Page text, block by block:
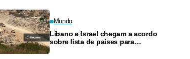
Mundo
Líbano e Israel chegam a acordo
sobre lista de países para